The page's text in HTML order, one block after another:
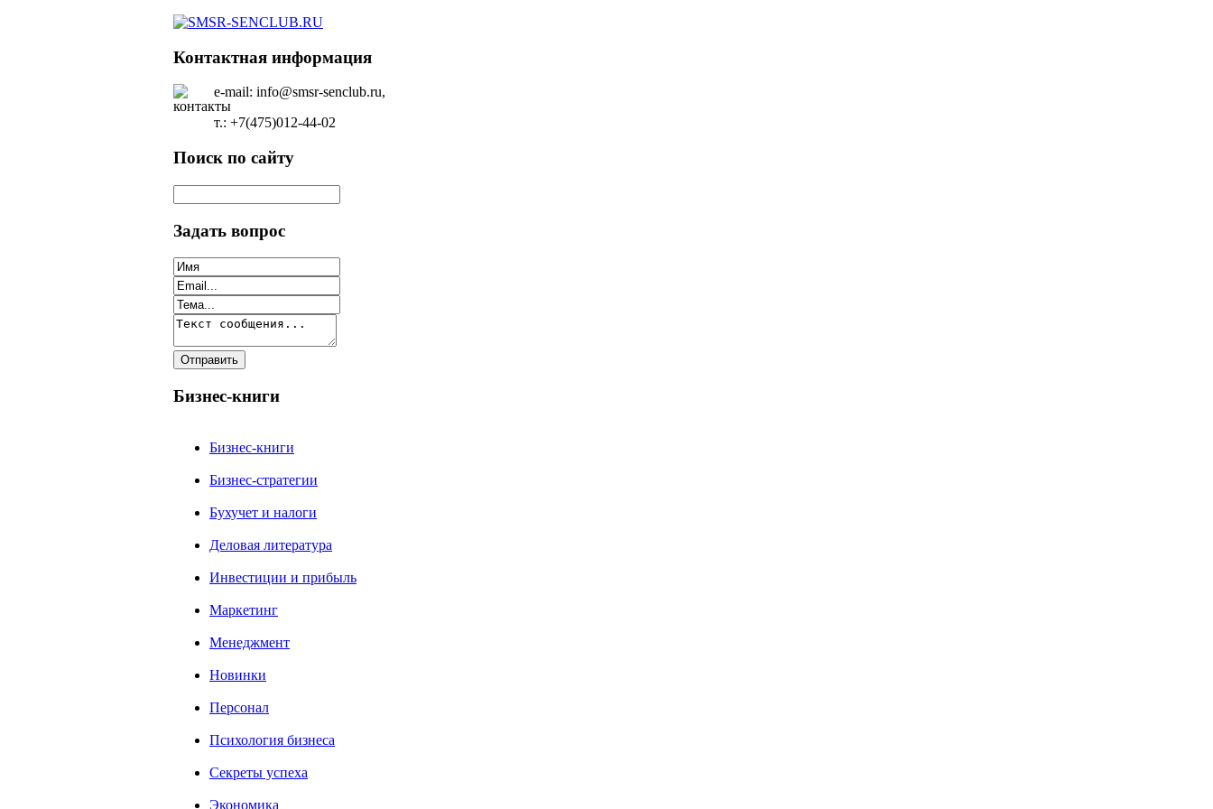
Контактная информация
e-mail: info@smsr-senclub.ru,
т.: +7(475)012-44-02
Поиск по сайту
Задать вопрос
Бизнес-книги
Бизнес-книги
Бизнес-стратегии
Бухучет и налоги
Деловая литература
Инвестиции и прибыль
Маркетинг
Менеджмент
Новинки
Персонал
Психология бизнеса
Секреты успеха
Экономика